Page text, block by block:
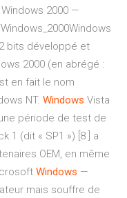
2000 —
bits développé et
2000 (en abrégé :
en fait le nom
NT. Windows Vista
période de test de
1 (dit « SP1 ») [8 ] a
OEM, en même
Windows —
mais souffre de